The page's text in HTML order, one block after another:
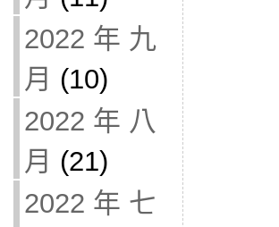
2022 年 九
月 (10)
2022 年 八
月 (21)
2022 年 七